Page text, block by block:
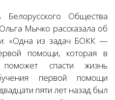
Белорусского Общества
Мычко рассказала об
«Одна из задач БОКК —
помощи, которая в
поможет спасти жизнь
первой помощи
пяти лет назад был